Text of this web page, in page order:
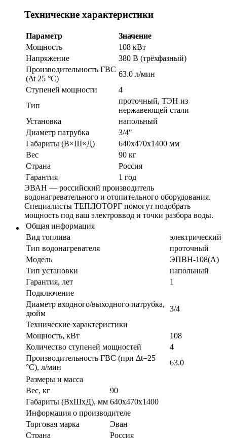
Технические характеристики
Параметр
Значение
Мощность
108 кВт
Напряжение
380 В (трёхфазный)
Производительность ГВС
(Δt 25 °C)
63.0 л/мин
Ступеней мощности
4
Тип
проточный, ТЭН из
нержавеющей стали
Установка
напольный
Диаметр патрубка
3/4"
Габариты (В×Ш×Д)
640х470х1400 мм
Вес
90 кг
Страна
Россия
Гарантия
1 год
ЭВАН — российский производитель
водонагревательного и отопительного оборудования.
Специалисты ТЕПЛОТОРГ помогут подобрать
мощность под ваш электроввод и точки разбора воды.
Общая информация
Вид топлива
электрический
Тип водонагревателя
проточный
Модель
ЭПВН-108(А)
Тип установки
напольный
Гарантия, лет
1
Подключение
Диаметр входного/выходного патрубка,
дюйм
3/4
Технические характеристики
Мощность, кВт
108
Количество ступеней мощностей
4
Производительность ГВС (при Δt=25
°C), л/мин
63.0
Размеры и масса
Вес, кг
90
Габариты (ВхШхД), мм 640х470х1400
Информация о производителе
Торговая марка
Эван
Страна
Россия